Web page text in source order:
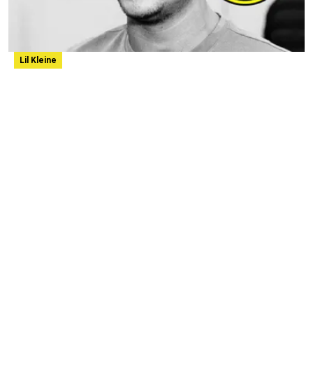
Lil Kleine